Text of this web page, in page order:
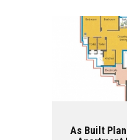
As Built Plan